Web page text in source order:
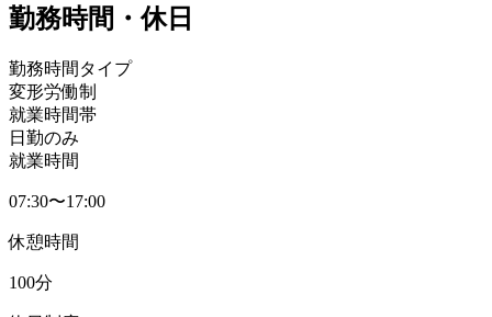
勤務時間・休日
勤務時間タイプ
変形労働制
就業時間帯
日勤のみ
就業時間
07:30〜17:00
休憩時間
100分